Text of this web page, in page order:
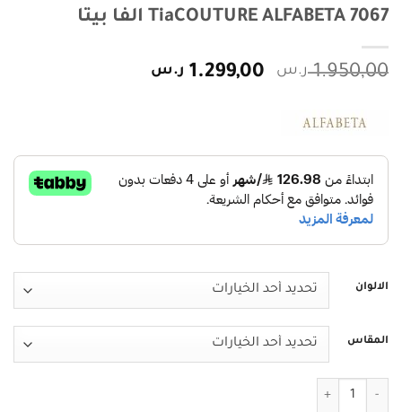
TiaCOUTURE ALFABETA 7067 الفا بيتا
1.950,00 ر.س
السعر
1.299,00 ر.س
الالوان
المقاس